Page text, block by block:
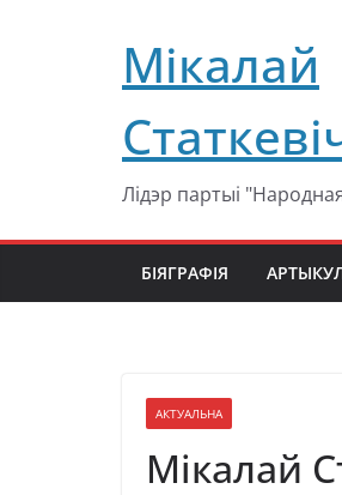
содержимомуМікалай
Лідэр партыі
БІЯГРАФІЯ
АКТУАЛЬНА
Мікалай